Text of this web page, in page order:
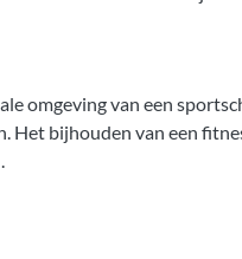
omgeving van een
Het bijhouden van een